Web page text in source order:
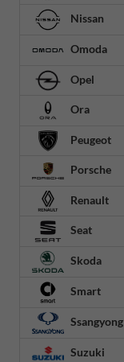
Nissan
Omoda
Opel
Ora
Peugeot
Porsche
Renault
Seat
Skoda
Smart
Ssangyong
Suzuki